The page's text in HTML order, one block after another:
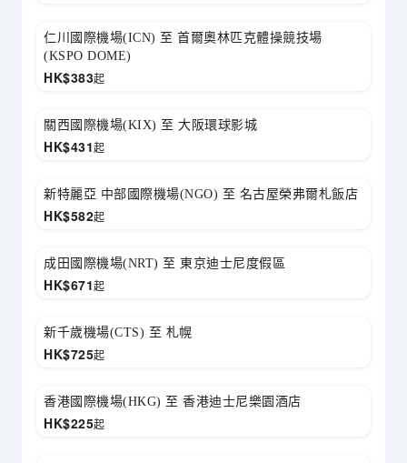
仁川國際機場(ICN) 至 首爾奧林匹克體操競技場
(KSPO DOME)
HK$383起
關西國際機場(KIX) 至 大阪環球影城
HK$431起
新特麗亞 中部國際機場(NGO) 至 名古屋榮弗爾札飯店
HK$582起
成田國際機場(NRT) 至 東京迪士尼度假區
HK$671起
新千歲機場(CTS) 至 札幌
HK$725起
香港國際機場(HKG) 至 香港迪士尼樂園酒店
HK$225起